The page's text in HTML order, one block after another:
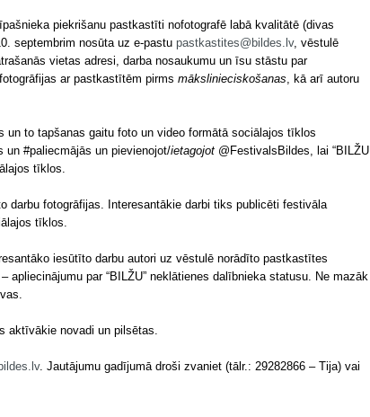
piekrišanu pastkastīti nofotografē labā kvalitātē (divas
septembrim nosūta uz e-pastu pastkastites@bildes.lv, vēstulē
vietas adresi, darba nosaukumu un īsu stāstu par
ar pastkastītēm pirms mākslinieciskošanas, kā arī autoru
to tapšanas gaitu foto un video formātā sociālajos tīklos
un #paliecmājās un pievienojot/ietagojot @FestivalsBildes, lai “BILŽU
tīklos.
darbu fotogrāfijas. Interesantākie darbi tiks publicēti festivāla
tīklos.
iesūtīto darbu autori uz vēstulē norādīto pastkastītes
par “BILŽU” neklātienes dalībnieka statusu. Ne mazāk
aktīvākie novadi un pilsētas.
. Jautājumu gadījumā droši zvaniet (tālr.: 29282866 – Tija) vai